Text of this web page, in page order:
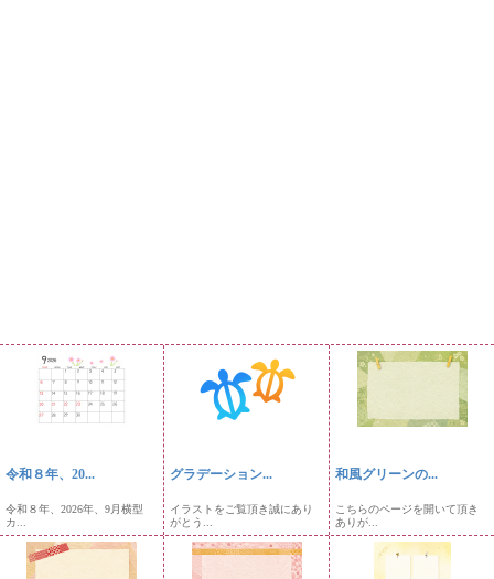
令和８年、20...
令和８年、2026年、9月横型
カ...
グラデーション...
イラストをご覧頂き誠にあり
がとう...
和風グリーンの...
こちらのページを開いて頂き
ありが...